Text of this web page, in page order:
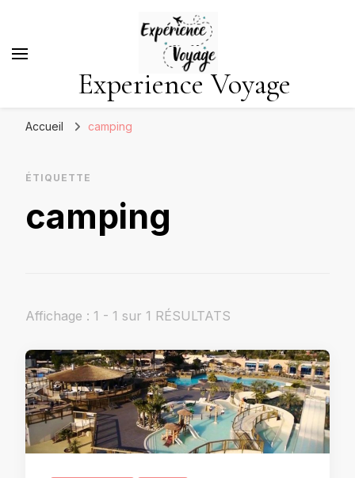
Experience Voyage
Accueil camping
ÉTIQUETTE
camping
Affichage : 1 - 1 sur 1 RÉSULTATS